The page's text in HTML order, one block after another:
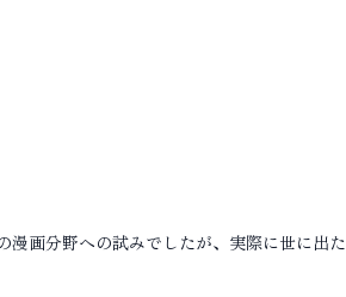
漫画分野への試みでしたが、実際に世に出た